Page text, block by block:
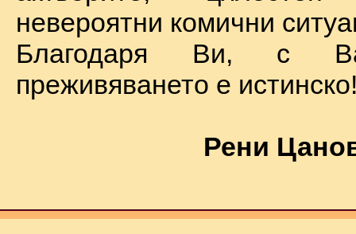
невероятни комични
Благодаря Ви, с
преживяването е
Рени